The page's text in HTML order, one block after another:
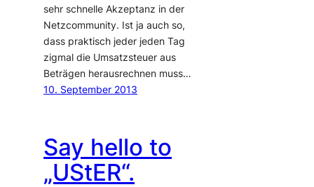
sehr schnelle Akzeptanz in der
Netzcommunity. Ist ja auch so,
dass praktisch jeder jeden Tag
zigmal die Umsatzsteuer aus
Beträgen herausrechnen muss…
10. September 2013
Say hello to
„UStER“.